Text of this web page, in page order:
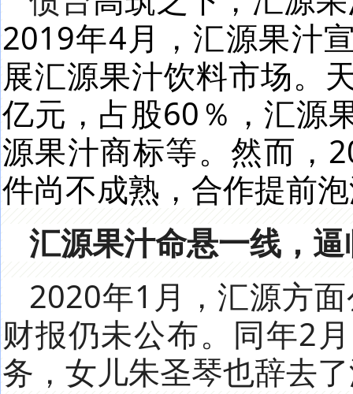
2019年4月，汇源果汁
展汇源果汁饮料市场。
亿元，占股60％，汇源
源果汁商标等。然而，
件尚不成熟，合作提前
汇源果汁命悬一线，
2020年1月，汇源方
财报仍未公布。同年2
务，女儿朱圣琴也辞去